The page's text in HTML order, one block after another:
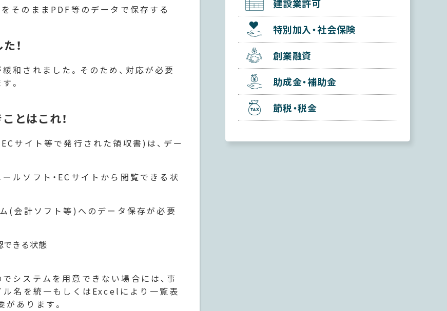
そのままPDF等のデータで保存する
！
和されました。そのため、対応が必要
。
とはこれ！
サイト等で発行された領収書)は、デー
ルソフト・ECサイトから閲覧できる状
(会計ソフト等)へのデータ保存が必要
できる状態
システムを用意できない場合には、事
ル名を統一もしくはExcelにより一覧表
あります。
建設業許可
特別加入・社会保険
創業融資
助成金・補助金
節税・税金